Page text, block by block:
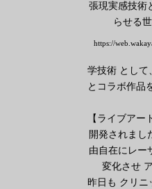
張現実感技術
らせる
https://
学技術 として
とコラボ作品
【ライブア
開発されまし
由自在にレー
変化させ
昨日も クリニ